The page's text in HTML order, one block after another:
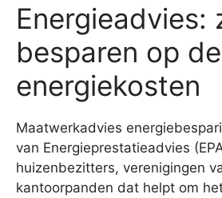
Energieadvies:
besparen op de
energiekosten
Maatwerkadvies
van Energieprestatieadvies
huizenbezitters, verenigingen
kantoorpanden dat helpt om